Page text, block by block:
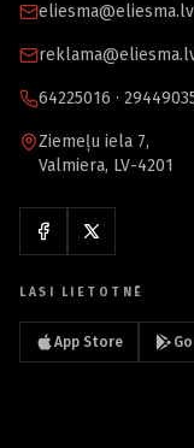
eliesma@eliesma.lv
64225016 ·
Ziemeļu iela 7,
Valmiera, LV-4201
LASI LIETOTNĒ
App Store